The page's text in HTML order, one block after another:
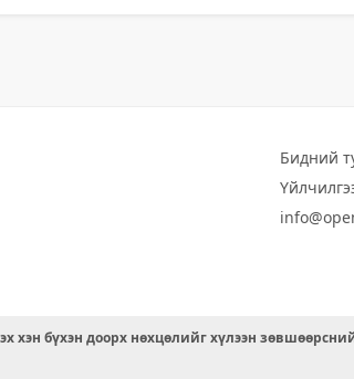
Бидний
хэн бүхэн доорх нөхцөлийг хүлээн